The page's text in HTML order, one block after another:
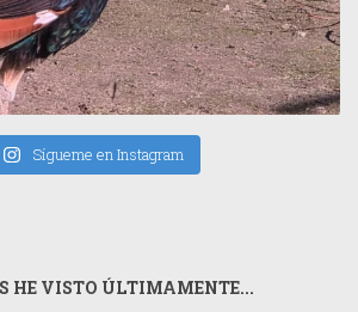
Sígueme en Instagram
HE VISTO ÚLTIMAMENTE...